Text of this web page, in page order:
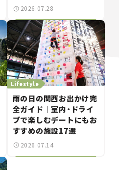
2026.07.28
Lifestyle
雨の日の関西お出かけ完
全ガイド｜室内・ドライ
ブで楽しむデートにもお
すすめの施設17選
2026.07.14